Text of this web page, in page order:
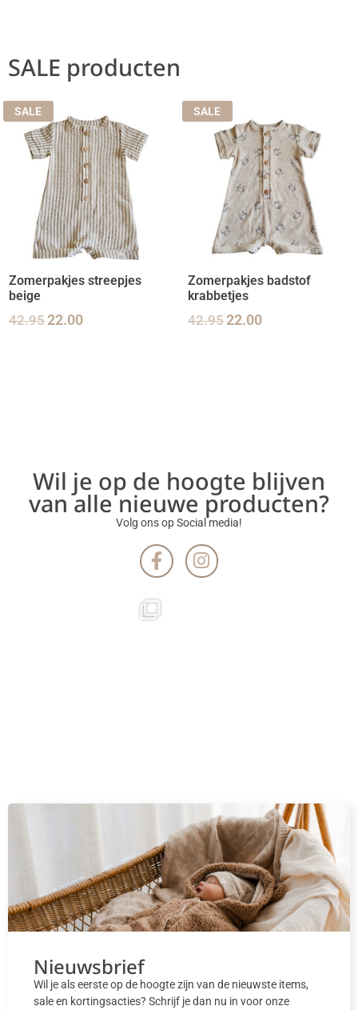
SALE producten
SALE
Zomerpakjes streepjes
beige
42.9522.00
SALE
Zomerpakjes badstof
krabbetjes
42.9522.00
Wil je op de hoogte blijven
van alle nieuwe producten?
Volg ons op Social media!
Nieuwsbrief
Wil je als eerste op de hoogte zijn van de nieuwste items,
sale en kortingsacties? Schrijf je dan nu in voor onze